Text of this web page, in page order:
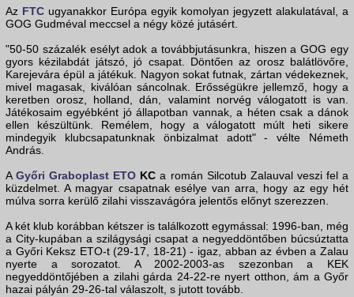
Az FTC ugyanakkor Európa egyik komolyan jegyzett alakulatával, a
GOG Gudméval meccsel a négy közé jutásért.
"50-50 százalék esélyt adok a továbbjutásunkra, hiszen a GOG egy
gyors kézilabdát játszó, jó csapat. Döntően az orosz balátlövőre,
Karejevára épül a játékuk. Nagyon sokat futnak, zártan védekeznek,
mivel magasak, kiválóan sáncolnak. Erősségükre jellemző, hogy a
keretben orosz, holland, dán, valamint norvég válogatott is van.
Játékosaim egyébként jó állapotban vannak, a héten csak a dánok
ellen készültünk. Remélem, hogy a válogatott múlt heti sikere
mindegyik klubcsapatunknak önbizalmat adott" - vélte Németh
András.
AGyőri Graboplast ETO KC a román Silcotub Zalauval veszi fel a
küzdelmet. A magyar csapatnak esélye van arra, hogy az egy hét
múlva sorra kerülő zilahi visszavágóra jelentős előnyt szerezzen.
A két klub korábban kétszer is találkozott egymással: 1996-ban, még
a City-kupában a szilágysági csapat a negyeddöntőben búcsúztatta
a Győri Keksz ETO-t (29-17, 18-21) - igaz, abban az évben a Zalau
nyerte a sorozatot. A 2002-2003-as szezonban a KEK
negyeddöntőjében a zilahi gárda 24-22-re nyert otthon, ám a Győr
hazai pályán 29-26-tal válaszolt, s jutott tovább.